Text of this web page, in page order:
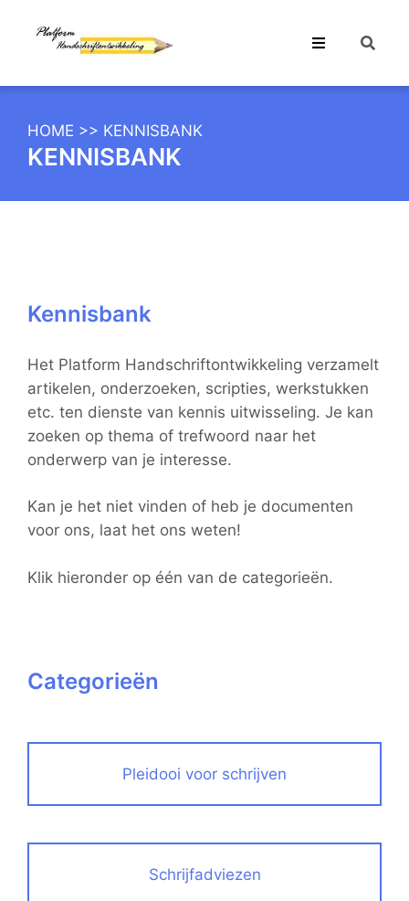
HOME >> KENNISBANK
KENNISBANK
Kennisbank
Het Platform Handschriftontwikkeling verzamelt
artikelen, onderzoeken, scripties, werkstukken
etc. ten dienste van kennis uitwisseling. Je kan
zoeken op thema of trefwoord naar het
onderwerp van je interesse.
Kan je het niet vinden of heb je documenten
voor ons, laat het ons weten!
Klik hieronder op één van de categorieën.
Categorieën
Pleidooi voor schrijven
Schrijfadviezen